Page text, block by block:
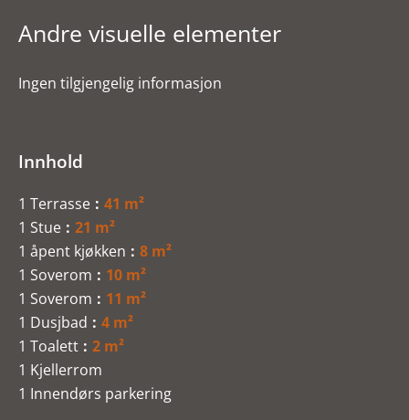
Andre visuelle elementer
Ingen tilgjengelig informasjon
Innhold
1 Terrasse
41 m²
1 Stue
21 m²
1 åpent kjøkken
8 m²
1 Soverom
10 m²
1 Soverom
11 m²
1 Dusjbad
4 m²
1 Toalett
2 m²
1 Kjellerrom
1 Innendørs parkering